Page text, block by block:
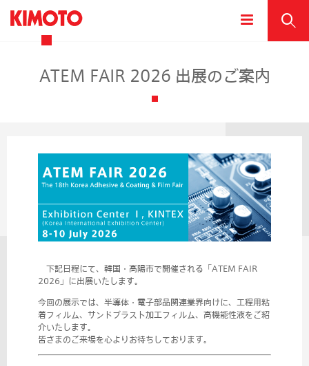
ATEM FAIR 2026 出展のご案内
下記日程にて、韓国・高陽市で開催される「ATEM FAIR
2026」に出展いたします。
今回の展示では、半導体・電子部品関連業界向けに、工程用粘
着フィルム、サンドブラスト加工フィルム、高機能性液をご紹
介いたします。
皆さまのご来場を心よりお待ちしております。